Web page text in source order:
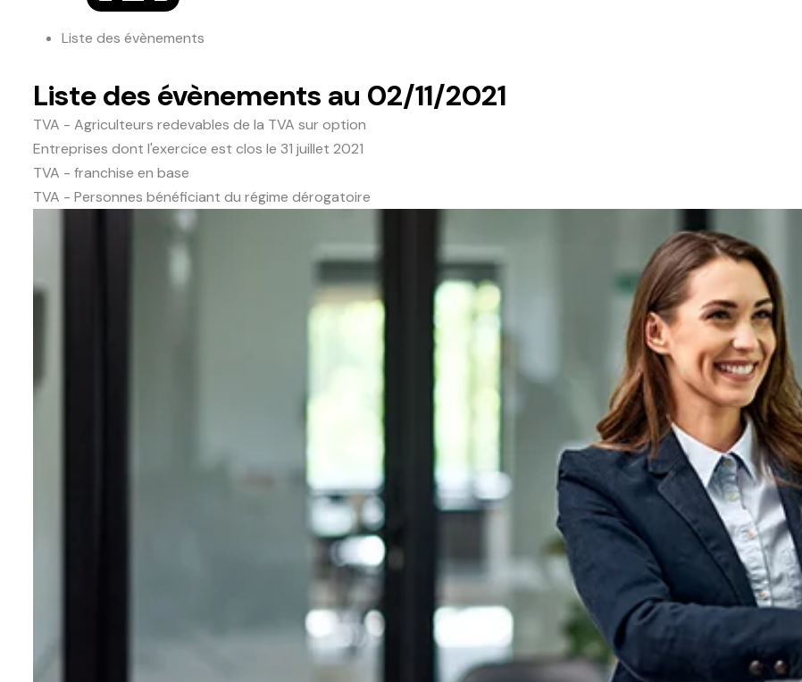
Liste des évènements
Liste des évènements au 02/11/2021
TVA - Agriculteurs redevables de la TVA sur option
Entreprises dont l'exercice est clos le 31 juillet 2021
TVA - franchise en base
TVA - Personnes bénéficiant du régime dérogatoire